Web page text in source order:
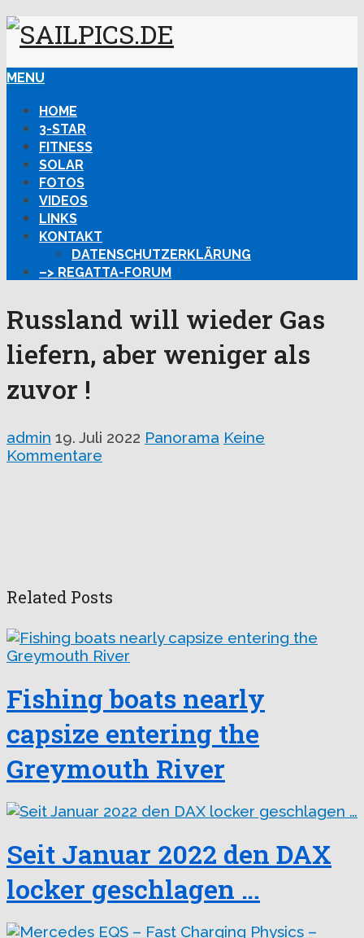
MENU
HOME
3-STAR
FITNESS
SOLAR
FOTOS
VIDEOS
LINKS
KONTAKT
DATENSCHUTZERKLÄRUNG
–> REGATTA-FORUM
Russland will wieder Gas
liefern, aber weniger als
zuvor !
admin 19. Juli 2022 Panorama Keine
Kommentare
Related Posts
Fishing boats nearly
capsize entering the
Greymouth River
Seit Januar 2022 den DAX
locker geschlagen …